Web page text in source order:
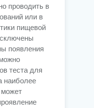
проводить в
или в
пищевой
появления
теста для
наиболее
может